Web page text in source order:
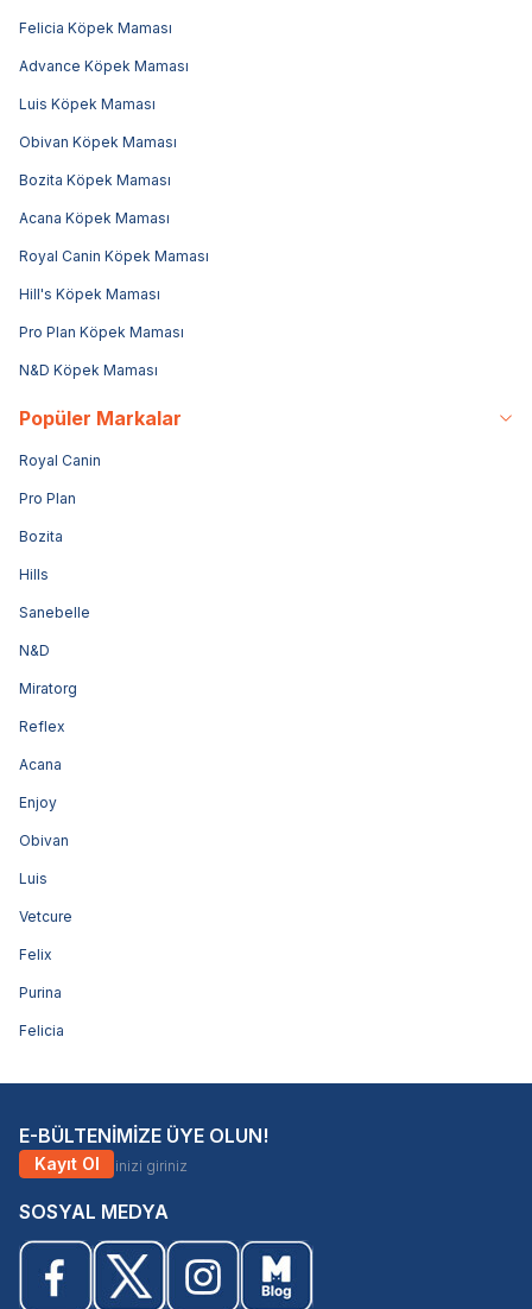
Felicia Köpek Maması
Advance Köpek Maması
Luis Köpek Maması
Obivan Köpek Maması
Bozita Köpek Maması
Acana Köpek Maması
Royal Canin Köpek Maması
Hill's Köpek Maması
Pro Plan Köpek Maması
N&D Köpek Maması
Popüler Markalar
Royal Canin
Pro Plan
Bozita
Hills
Sanebelle
N&D
Miratorg
Reflex
Acana
Enjoy
Obivan
Luis
Vetcure
Felix
Purina
Felicia
E-BÜLTENİMİZE ÜYE OLUN!
Kayıt Ol
SOSYAL MEDYA